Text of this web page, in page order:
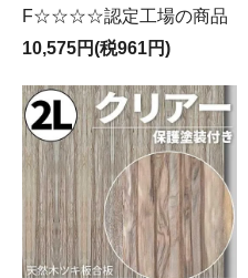
F☆☆☆☆認定工場の商品
10,575円(税961円)